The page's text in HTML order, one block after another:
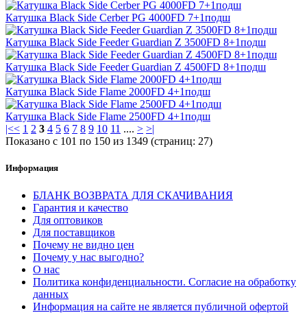
Катушка Black Side Cerber PG 4000FD 7+1подш
Катушка Black Side Feeder Guardian Z 3500FD 8+1подш
Катушка Black Side Feeder Guardian Z 4500FD 8+1подш
Катушка Black Side Flame 2000FD 4+1подш
Катушка Black Side Flame 2500FD 4+1подш
|<< 1 2 3 4 5 6 7 8 9 10 11 .... > >|
Показано с 101 по 150 из 1349 (страниц: 27)
Информация
БЛАНК ВОЗВРАТА ДЛЯ СКАЧИВАНИЯ
Гарантия и качество
Для оптовиков
Для поставщиков
Почему не видно цен
Почему у нас выгодно?
О нас
Политика конфиденциальности. Согласие на обработку
данных
Информация на сайте не является публичной офертой